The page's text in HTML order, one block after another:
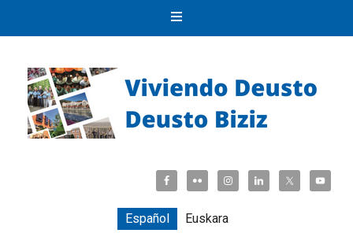
Español Euskara